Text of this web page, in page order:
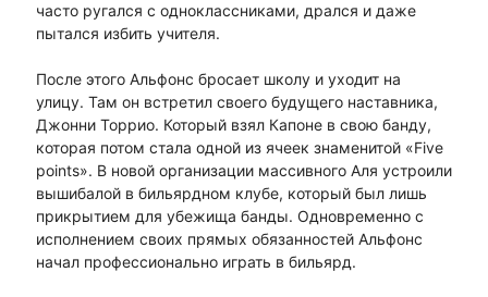
часто ругался с одноклассниками, дрался и даже
пытался избить учителя.
После этого Альфонс бросает школу и уходит на
улицу. Там он встретил своего будущего наставника,
Джонни Торрио. Который взял Капоне в свою банду,
которая потом стала одной из ячеек знаменитой «Five
points». В новой организации массивного Аля устроили
вышибалой в бильярдном клубе, который был лишь
прикрытием для убежища банды. Одновременно с
исполнением своих прямых обязанностей Альфонс
начал профессионально играть в бильярд.